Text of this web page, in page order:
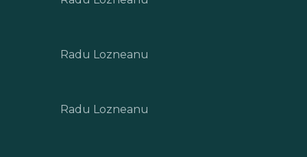
Radu Lozneanu
Radu Lozneanu